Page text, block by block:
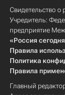
Свидетельство
Учредитель:
предприятие
«Россия
Правила
Политика
Правила
Главный